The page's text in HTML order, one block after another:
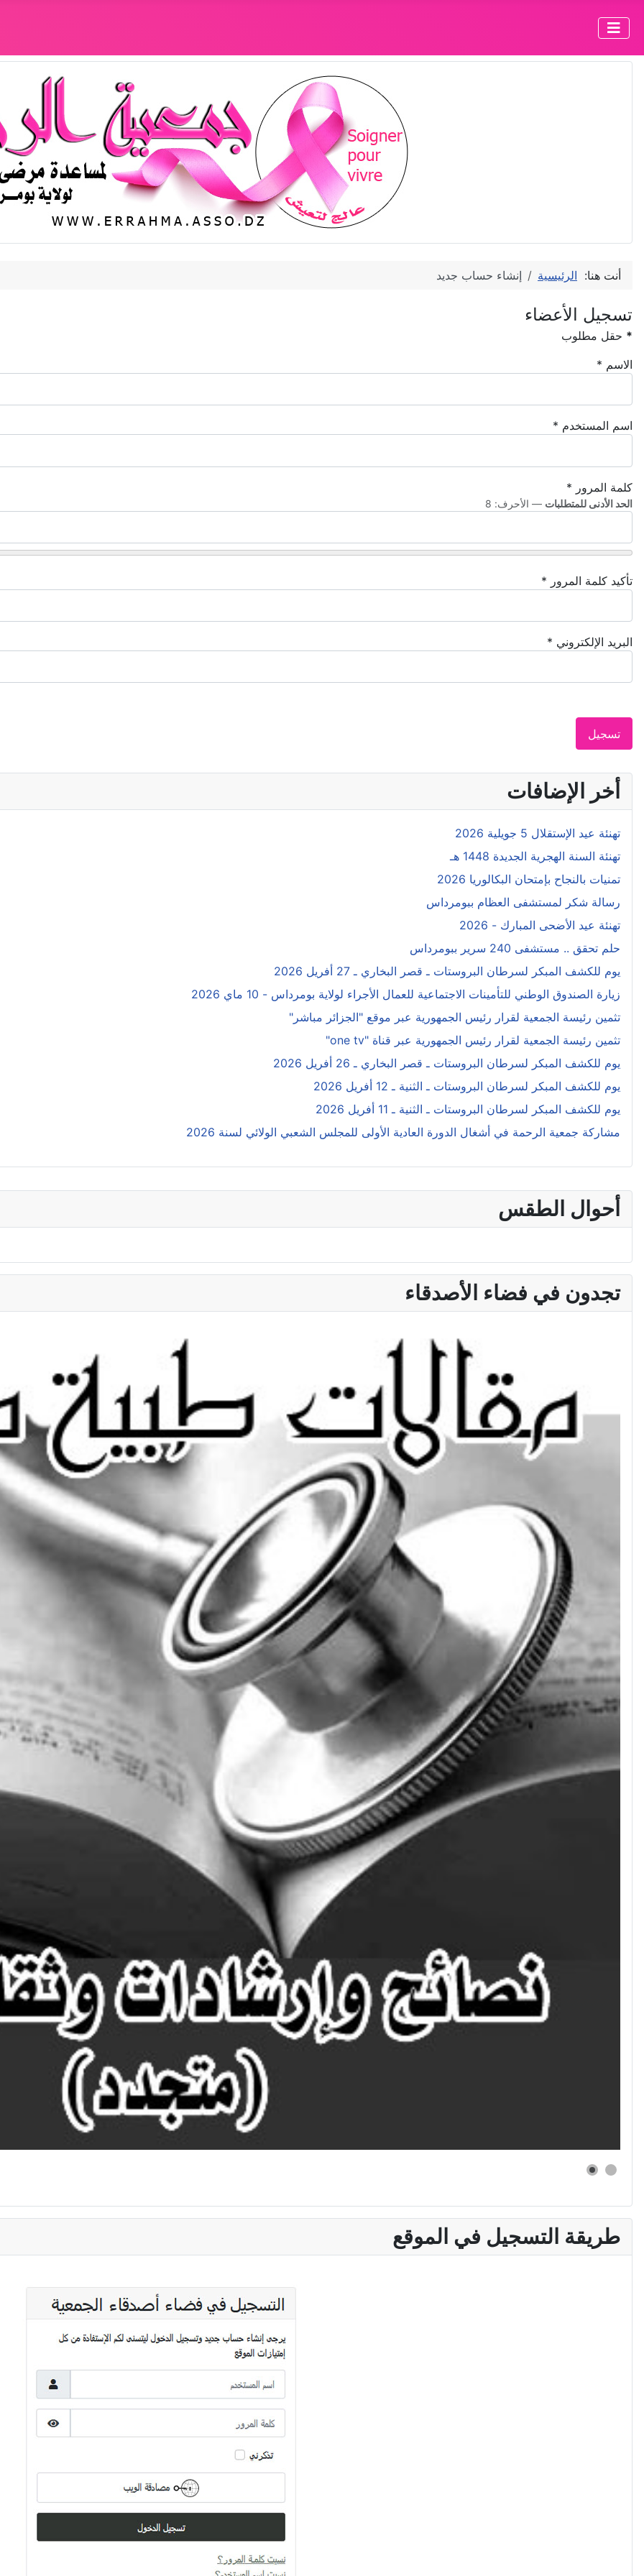
أحوال الطقس
تجدون في فضاء الأصدقاء
طريقة التسجيل في الموقع
أنت هنا: الرئيسية إنشاء حساب جديد
تسجيل الأعضاء
* حقل مطلوب
الاسم *
اسم المستخدم *
كلمة المرور *
الحد الأدنى للمتطلبات — الأحرف: 8
تأكيد كلمة المرور *
البريد الإلكتروني *
تسجيل
أخر الإضافات
تهنئة عيد الإستقلال 5 جويلية 2026
تهنئة السنة الهجرية الجديدة 1448 هـ
تمنيات بالنجاح بإمتحان البكالوريا 2026
رسالة شكر لمستشفى العظام ببومرداس
تهنئة عيد الأضحى المبارك - 2026
حلم تحقق .. مستشفى 240 سرير ببومرداس
يوم للكشف المبكر لسرطان البروستات ـ قصر البخاري ـ 27 أفريل 2026
زيارة الصندوق الوطني للتأمينات الاجتماعية للعمال الأجراء لولاية بومرداس - 10 ماي 2026
تثمين رئيسة الجمعية لقرار رئيس الجمهورية عبر موقع "الجزائر مباشر"
تثمين رئيسة الجمعية لقرار رئيس الجمهورية عبر قناة "one tv"
يوم للكشف المبكر لسرطان البروستات ـ قصر البخاري ـ 26 أفريل 2026
يوم للكشف المبكر لسرطان البروستات ـ الثنية ـ 12 أفريل 2026
يوم للكشف المبكر لسرطان البروستات ـ الثنية ـ 11 أفريل 2026
مشاركة جمعية الرحمة في أشغال الدورة العادية الأولى للمجلس الشعبي الولائي لسنة 2026